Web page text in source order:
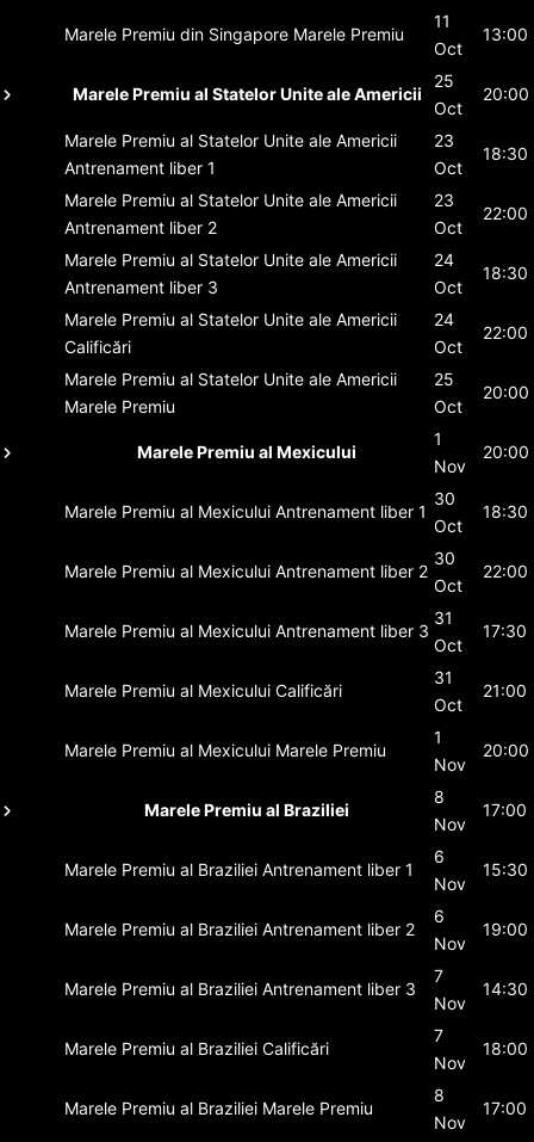
Marele Premiu din Singapore Marele Premiu
11
Oct
13:00
Marele Premiu al Statelor Unite ale Americii
25
Oct
20:00
Marele Premiu al Statelor Unite ale Americii
Antrenament liber 1
23
Oct
18:30
Marele Premiu al Statelor Unite ale Americii
Antrenament liber 2
23
Oct
22:00
Marele Premiu al Statelor Unite ale Americii
Antrenament liber 3
24
Oct
18:30
Marele Premiu al Statelor Unite ale Americii
Calificări
24
Oct
22:00
Marele Premiu al Statelor Unite ale Americii
Marele Premiu
25
Oct
20:00
Marele Premiu al Mexicului
1
Nov
20:00
Marele Premiu al Mexicului Antrenament liber 1
30
Oct
18:30
Marele Premiu al Mexicului Antrenament liber 2
30
Oct
22:00
Marele Premiu al Mexicului Antrenament liber 3
31
Oct
17:30
Marele Premiu al Mexicului Calificări
31
Oct
21:00
Marele Premiu al Mexicului Marele Premiu
1
Nov
20:00
Marele Premiu al Braziliei
8
Nov
17:00
Marele Premiu al Braziliei Antrenament liber 1
6
Nov
15:30
Marele Premiu al Braziliei Antrenament liber 2
6
Nov
19:00
Marele Premiu al Braziliei Antrenament liber 3
7
Nov
14:30
Marele Premiu al Braziliei Calificări
7
Nov
18:00
Marele Premiu al Braziliei Marele Premiu
8
Nov
17:00